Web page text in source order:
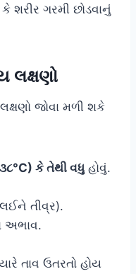
શરીર ગરમી છોડવાનું
લક્ષણો
જોવા મળી શકે
કે તેથી વધુહોવું.
તીવ્ર).
અભાવ.
તાવ ઉતરતો હોય